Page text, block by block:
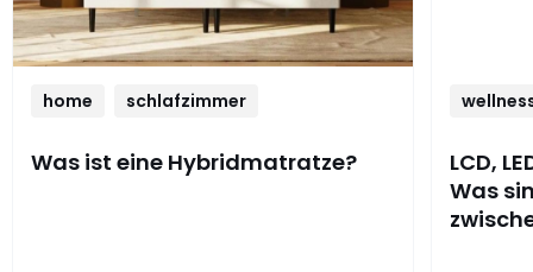
home schlafzimmer
Was ist eine Hybridmatratze?
LCD,
Was